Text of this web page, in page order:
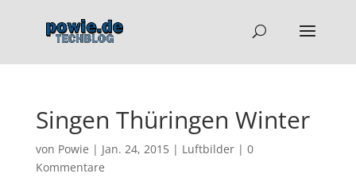
Singen Thüringen Winter
von Powie | Jan. 24, 2015| Luftbilder| 0
Kommentare